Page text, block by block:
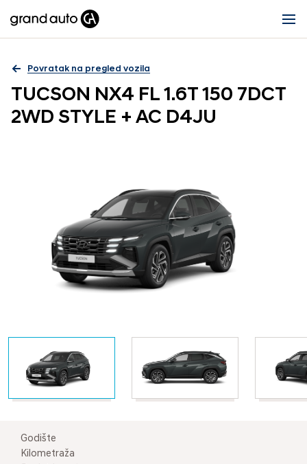
Povratak na pregled vozila
TUCSON NX4 FL 1.6T 150 7DCT
2WD STYLE + AC D4JU
Godište
Kilometraža